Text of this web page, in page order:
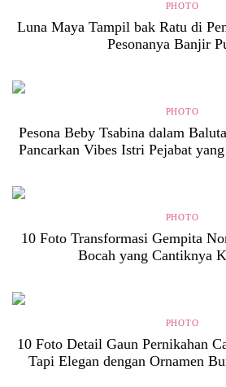
PHOTO
Luna Maya Tampil bak Ratu di
Pesonanya Banjir
PHOTO
Pesona Beby Tsabina dalam
Pancarkan Vibes Istri Pejabat
PHOTO
10 Foto Transformasi Gempita
Bocah yang Cantiknya
PHOTO
10 Foto Detail Gaun Pernikahan
Tapi Elegan dengan Ornamen